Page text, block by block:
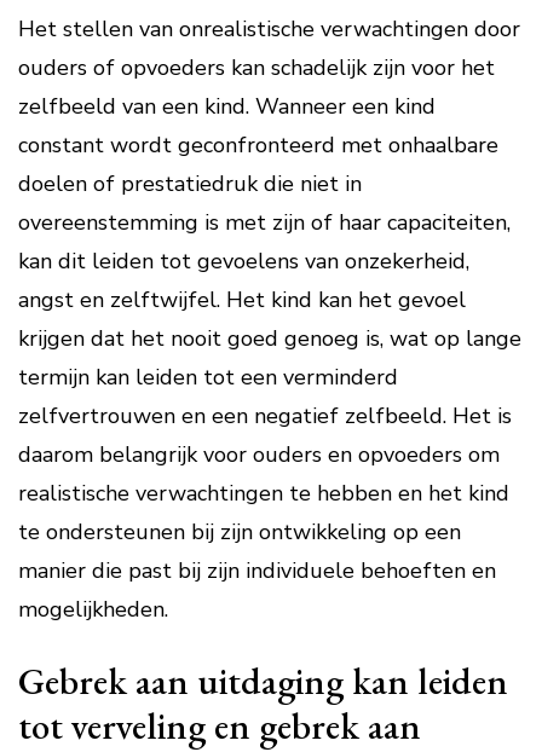
Het stellen van onrealistische verwachtingen door
ouders of opvoeders kan schadelijk zijn voor het
zelfbeeld van een kind. Wanneer een kind
constant wordt geconfronteerd met onhaalbare
doelen of prestatiedruk die niet in
overeenstemming is met zijn of haar capaciteiten,
kan dit leiden tot gevoelens van onzekerheid,
angst en zelftwijfel. Het kind kan het gevoel
krijgen dat het nooit goed genoeg is, wat op lange
termijn kan leiden tot een verminderd
zelfvertrouwen en een negatief zelfbeeld. Het is
daarom belangrijk voor ouders en opvoeders om
realistische verwachtingen te hebben en het kind
te ondersteunen bij zijn ontwikkeling op een
manier die past bij zijn individuele behoeften en
mogelijkheden.
Gebrek aan uitdaging kan leiden
tot verveling en gebrek aan